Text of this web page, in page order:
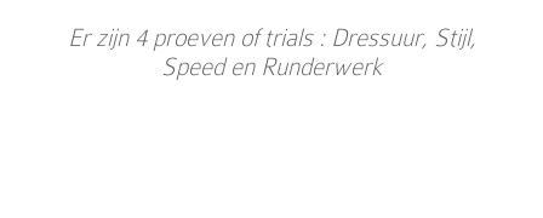
Er zijn 4 proeven of trials : Dressuur, Stijl,
Speed en Runderwerk